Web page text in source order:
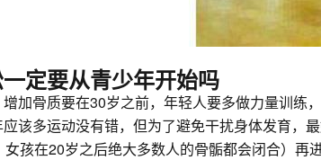
定要从青少年开始吗
加骨质要在30岁之前，年轻人要多做力量训练
该多运动没有错，但为了避免干扰身体发育，
女孩在20岁之后绝大多数人的骨骺都会闭合）再